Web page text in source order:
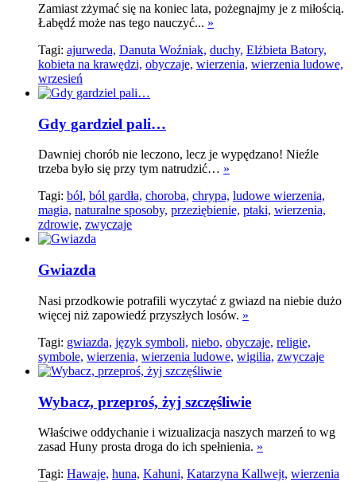
Zamiast zżymać się na koniec lata, pożegnajmy je z miłością.
Łabędź może nas tego nauczyć... »
Tagi: ajurweda, Danuta Woźniak, duchy, Elżbieta Batory,
kobieta na krawędzi, obyczaje, wierzenia, wierzenia ludowe,
wrzesień
Gdy gardziel pali…
Dawniej chorób nie leczono, lecz je wypędzano! Nieźle
trzeba było się przy tym natrudzić… »
Tagi: ból, ból gardła, choroba, chrypa, ludowe wierzenia,
magia, naturalne sposoby, przeziębienie, ptaki, wierzenia,
zdrowie, zwyczaje
Gwiazda
Nasi przodkowie potrafili wyczytać z gwiazd na niebie dużo
więcej niż zapowiedź przyszłych losów. »
Tagi: gwiazda, język symboli, niebo, obyczaje, religie,
symbole, wierzenia, wierzenia ludowe, wigilia, zwyczaje
Wybacz, przeproś, żyj szczęśliwie
Właściwe oddychanie i wizualizacja naszych marzeń to wg
zasad Huny prosta droga do ich spełnienia. »
Tagi: Hawaje, huna, Kahuni, Katarzyna Kallwejt, wierzenia